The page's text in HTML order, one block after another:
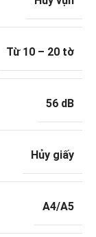
Từ 10 – 20 tờ
56 dB
Hủy giấy
A4/A5